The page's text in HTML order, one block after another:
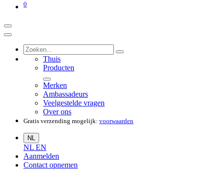
0
Thuis
Producten
Merken
Ambassadeurs
Veelgestelde vragen
Over ons
Gratis verzending mogelijk: voorwaarden
NL
NL EN
Aanmelden
Contact opnemen